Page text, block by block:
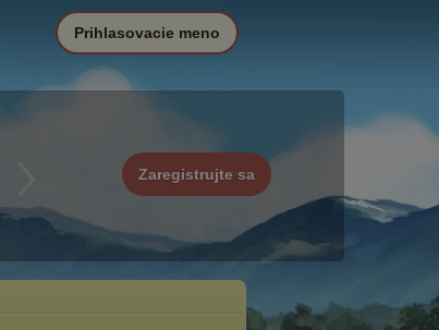
Zaregistrujte sa
Prihlasovacie meno